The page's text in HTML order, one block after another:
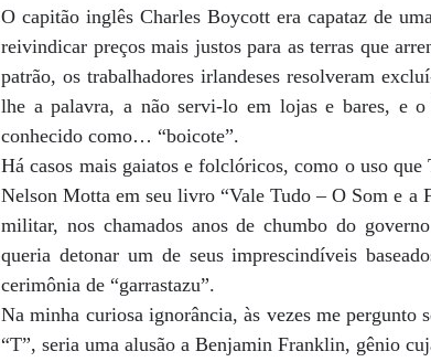
O capitão inglês Charles Boycott era capataz de
reivindicar preços mais justos para as terras que
patrão, os trabalhadores irlandeses resolveram
lhe a palavra, a não servi-lo em lojas e bares, e o
conhecido como… “boicote”.
Há casos mais gaiatos e folclóricos, como o uso
Nelson Motta em seu livro “Vale Tudo – O Som e
militar, nos chamados anos de chumbo do
queria detonar um de seus imprescindíveis
cerimônia de “garrastazu”.
Na minha curiosa ignorância, às vezes me pergunto
“T”, seria uma alusão a Benjamin Franklin, gênio